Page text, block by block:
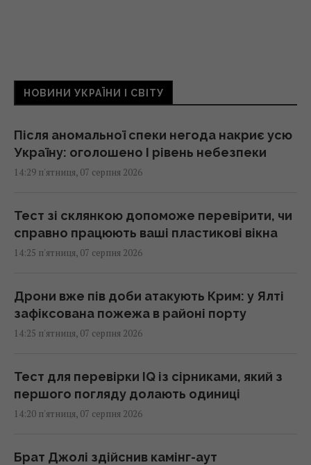
НОВИНИ УКРАЇНИ І СВІТУ
Після аномальної спеки негода накриє усю
Україну: оголошено І рівень небезпеки
14:29 п'ятниця, 07 серпня 2026
Тест зі склянкою допоможе перевірити, чи
справно працюють ваші пластикові вікна
14:25 п'ятниця, 07 серпня 2026
Дрони вже пів доби атакують Крим: у Ялті
зафіксована пожежа в районі порту
14:25 п'ятниця, 07 серпня 2026
Тест для перевірки IQ із сірниками, який з
першого погляду долають одиниці
14:20 п'ятниця, 07 серпня 2026
Брат Джолі здійснив камінг-аут